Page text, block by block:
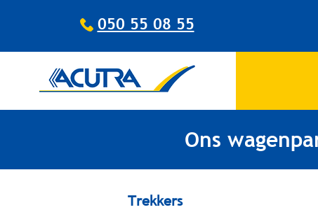
050 55 08 55
Ons
Trekkers